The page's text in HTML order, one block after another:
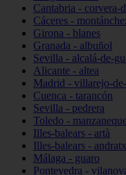
Cantabria - corvera-
Cáceres -
Girona - blanes
Granada - albuñol
Sevilla - alcalá-de-
Alicante - altea
Madrid - villarejo-
Cuenca - tarancón
Sevilla - pedrera
Toledo -
Illes-balears - artà
Illes-balears - andratx
Málaga - guaro
Pontevedra -